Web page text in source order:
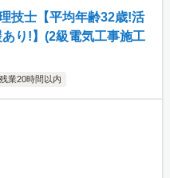
技士【平均年齢32歳!活
り!】(2級電気工事施工
残業20時間以内